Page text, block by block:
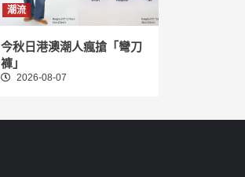
潮流
今秋日港澳潮人瘋搶「彎刀
褲」
2026-08-07